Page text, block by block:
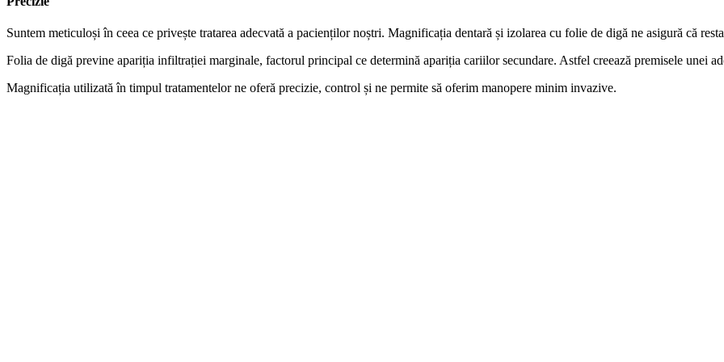
Suntem meticuloși în ceea ce privește tratarea adecvată a pacienților noștri. Magnificația dentară și izolarea cu folie de digă ne asigură că
Folia de digă previne apariția infiltrației marginale, factorul principal ce determină apariția cariilor secundare. Astfel creează premisele unei
Magnificația utilizată în timpul tratamentelor ne oferă precizie, control și ne permite să oferim manopere minim invazive.